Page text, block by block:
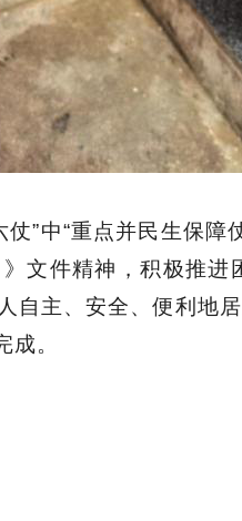
”中“重点并民生保
文件精神，积极推进
自主、安全、便利地
。